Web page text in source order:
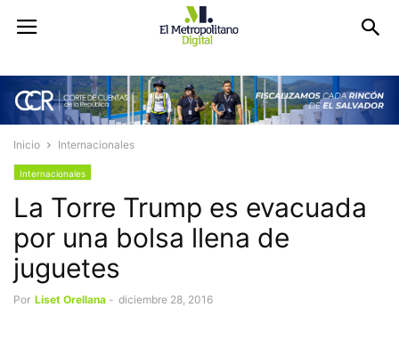
Inicio Internacionales
Internacionales
La Torre Trump es evacuada
por una bolsa llena de
juguetes
Por Liset Orellana - diciembre 28, 2016